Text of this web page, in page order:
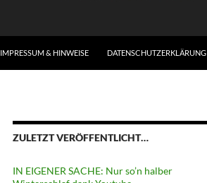
IMPRESSUM & HINWEISE DATENSCHUTZERKLÄRUNG
ZULETZT VERÖFFENTLICHT…
IN EIGENER SACHE: Nur so’n halber